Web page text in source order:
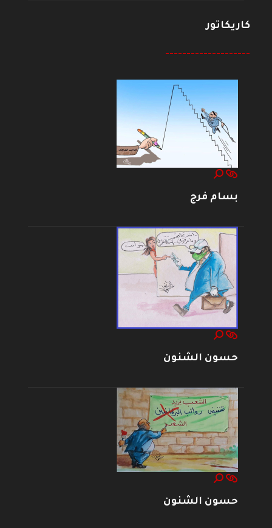
كاريكاتور
--------------------
بسام فرج
حسون الشنون
حسون الشنون